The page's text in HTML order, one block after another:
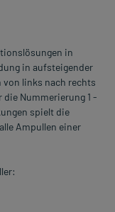
in
in aufsteigender
von links nach rechts
Nummerierung 1 -
spielt die
Ampullen einer